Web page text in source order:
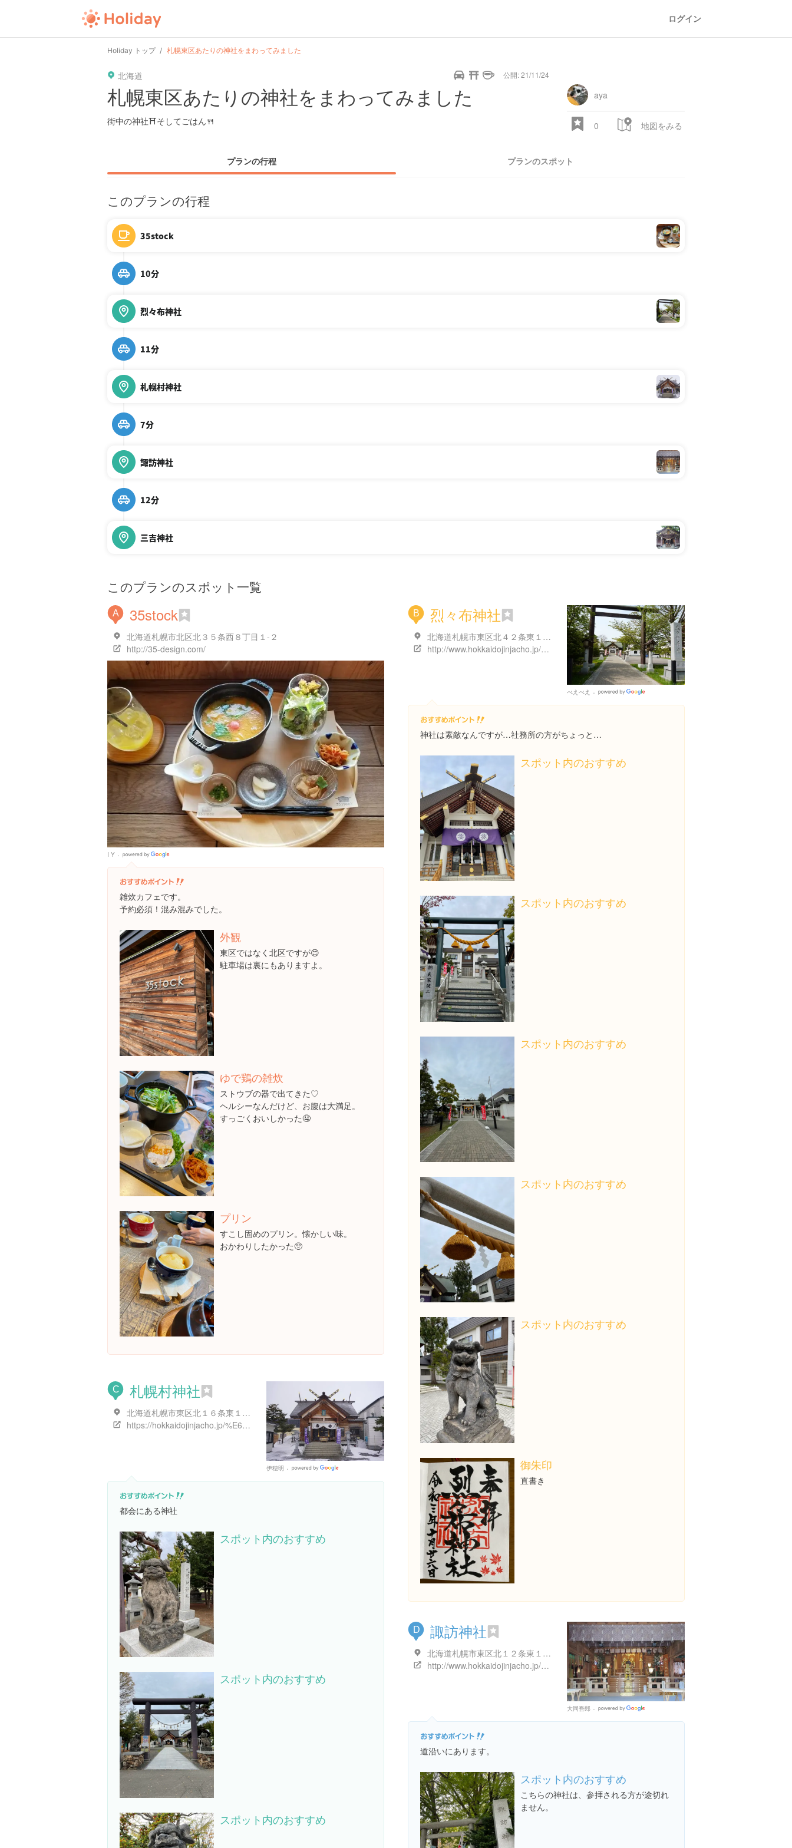
ログイン
Holiday トップ 札幌東区あたりの神社をまわってみました
北海道 公開: 21/11/24
札幌東区あたりの神社をまわってみました
街中の神社⛩そしてごはん🍴
aya
0 地図をみる
プランの行程 プランのスポット
このプランの行程
35stock
10分
烈々布神社
11分
札幌村神社
7分
諏訪神社
12分
三吉神社
このプランのスポット一覧
A 35stock
北海道札幌市北区北３５条西８丁目１-２
http://35-design.com/
I Y
Places
雑炊カフェです。
予約必須！混み混みでした。
外観
東区ではなく北区ですが😊
駐車場は裏にもありますよ。
ゆで鶏の雑炊
ストウブの器で出てきた♡
ヘルシーなんだけど、お腹は大満足。
すっごくおいしかった🤤
プリン
すこし固めのプリン。懐かしい味。
おかわりしたかった🥺
B 烈々布神社
北海道札幌市東区北４２条東１０丁目１-１１
http://www.hokkaidojinjacho.jp/data/01/01050.html
べえべえ
Places
神社は素敵なんですが…社務所の方がちょっと…
スポット内のおすすめ
スポット内のおすすめ
スポット内のおすすめ
スポット内のおすすめ
スポット内のおすすめ
御朱印
直書き
C 札幌村神社
北海道札幌市東区北１６条東１４丁目３-１
https://hokkaidojinjacho.jp/%E6%9C%AD%E5%B9%8C%E6%9D%91%E7%A5%9E%E7%A4%BE/
伊穂明
Places
都会にある神社
スポット内のおすすめ
スポット内のおすすめ
スポット内のおすすめ
D 諏訪神社
北海道札幌市東区北１２条東１丁目１-１０
http://www.hokkaidojinjacho.jp/data/01/01004.html
大同吾郎
Places
道沿いにあります。
スポット内のおすすめ
こちらの神社は、参拝される方が途切れ
ません。